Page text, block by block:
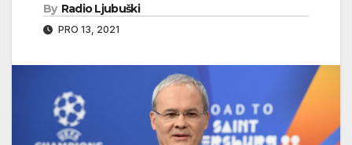
By Radio Ljubuški
PRO 13, 2021